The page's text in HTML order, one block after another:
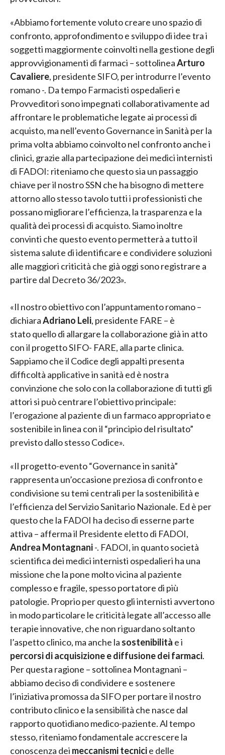
«Abbiamo fortemente voluto creare uno spazio di
confronto, approfondimento e sviluppo di idee tra i
soggetti maggiormente coinvolti nella gestione degli
approvvigionamenti di farmaci – sottolineaArturo
Cavaliere, presidente SIFO, per introdurre l’evento
romano -. Da tempo Farmacisti ospedalieri e
Provveditori sono impegnati collaborativamente ad
affrontare le problematiche legate ai processi di
acquisto, ma nell’evento Governance in Sanità per la
prima volta abbiamo coinvolto nel confronto anche i
clinici, grazie alla partecipazione dei medici internisti
di FADOI: riteniamo che questo sia un passaggio
chiave per il nostro SSN che ha bisogno di mettere
attorno allo stesso tavolo tutti i professionisti che
possano migliorare l’efficienza, la trasparenza e la
qualità dei processi di acquisto. Siamo inoltre
convinti che questo evento permetterà a tutto il
sistema salute di identificare e condividere soluzioni
alle maggiori criticità che già oggi sono registrare a
partire dal Decreto 36/2023».
«Il nostro obiettivo con l’appuntamento romano –
dichiaraAdriano Leli, presidente FARE – è
stato quello di allargare la collaborazione già in atto
con il progetto SIFO- FARE, alla parte clinica.
Sappiamo che il Codice degli appalti presenta
difficoltà applicative in sanità ed è nostra
convinzione che solo con la collaborazione di tutti gli
attori si può centrare l’obiettivo principale:
l’erogazione al paziente di un farmaco appropriato e
sostenibile in linea con il “principio del risultato”
previsto dallo stesso Codice».
«Il progetto-evento “Governance in sanità”
rappresenta un’occasione preziosa di confronto e
condivisione su temi centrali per la sostenibilità e
l’efficienza del Servizio Sanitario Nazionale. Ed è per
questo che la FADOI ha deciso di esserne parte
attiva – afferma il Presidente eletto di FADOI,
Andrea Montagnani-. FADOI, in quanto società
scientifica dei medici internisti ospedalieri ha una
missione che la pone molto vicina al paziente
complesso e fragile, spesso portatore di più
patologie. Proprio per questo gli internisti avvertono
in modo particolare le criticità legate all’accesso alle
terapie innovative, che non riguardano soltanto
l’aspetto clinico, ma anche la sostenibilità e i
percorsi di acquisizione e diffusione dei farmaci.
Per questa ragione – sottolinea Montagnani –
abbiamo deciso di condividere e sostenere
l’iniziativa promossa da SIFO per portare il nostro
contributo clinico e la sensibilità che nasce dal
rapporto quotidiano medico-paziente. Al tempo
stesso, riteniamo fondamentale accrescere la
conoscenza dei meccanismi tecnicie delle